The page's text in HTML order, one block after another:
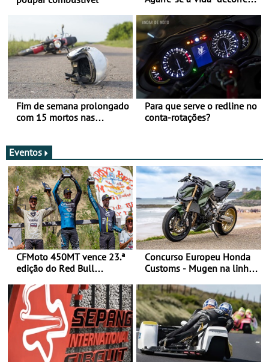
Fim de semana prolongado
com 15 mortos nas
Para que serve o redline no
conta-rotações?
Eventos
CFMoto 450MT vence 23.ª
edição do Red Bull
Categorias Adventure -
Vitória na Ultimate, Core e
Lite
Concurso Europeu Honda
Customs - Mugen na linha
ganhar